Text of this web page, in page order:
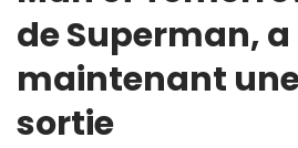
de Superman, a
maintenant
sortie